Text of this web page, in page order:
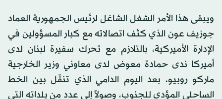
ويبقى هذا الأمر الشغل الشاغل لرئيس الجمهورية العماد
جوزيف عون الذي كثف اتصالاته مع كبار المسؤولين في
الإدارة الأميركية، بالتلازم مع تحرك سفيرة لبنان لدى
أميركا ندى حمادة معوض لدى معاوني وزير الخارجية
ماركو روبيو، بعد اليوم الدامي الذي تنقّل بين الخط
الساحلي المؤدي للجنوب، وصولاً إلى عدد من بلداته التي